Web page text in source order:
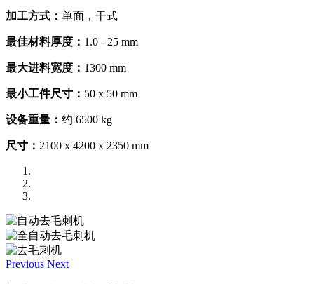
加工方式： 单面，干式
最佳材料厚度： 1.0 - 25 mm
最大进料宽度： 1300 mm
最小工件尺寸： 50 x 50 mm
设备重量： 约 6500 kg
尺寸： 2100 x 4200 x 2350 mm
Previous Next